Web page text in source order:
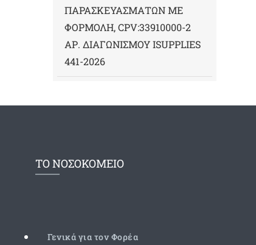
ΠΑΡΑΣΚΕΥΑΣΜΑΤΩΝ ΜΕ
ΦΟΡΜΟΛΗ, CPV:33910000-2
ΑΡ. ΔΙΑΓΩΝΙΣΜΟΥ ΙSUPPLIES
441-2026
ΤΟ ΝΟΣΟΚΟΜΕΙΟ
Γενικά για τον Φορέα